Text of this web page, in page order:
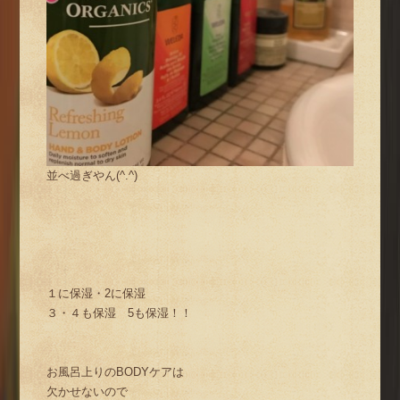
並べ過ぎやん(^.^)
１に保湿・2に保湿
３・４も保湿 5も保湿！！
お風呂上りのBODYケアは
欠かせないので